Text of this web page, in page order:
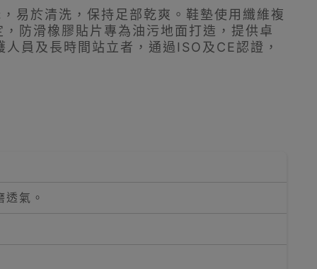
易於清洗，保持足部乾爽。鞋墊使用纖維複
防滑橡膠貼片專為油污地面打造，提供卓
員及長時間站立者，通過ISO及CE認證，
氣。